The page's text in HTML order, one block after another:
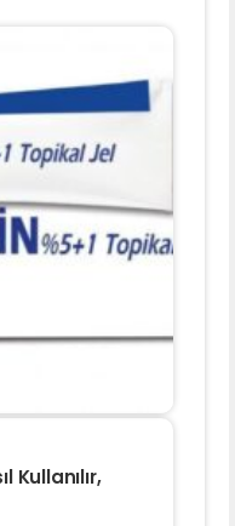
Kullanılır,